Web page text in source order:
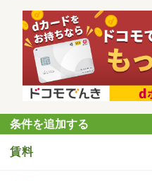
条件を追加する
賃料